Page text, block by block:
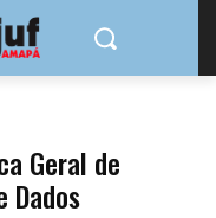
Geral de
Dados